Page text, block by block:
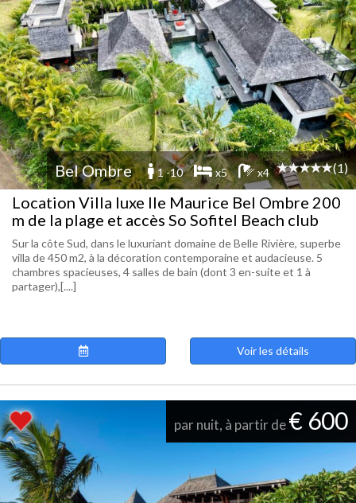
Bel Ombre 1 -10 x5 x4 (1)
Location Villa luxe Ile Maurice Bel Ombre 200
m de la plage et accès So Sofitel Beach club
Sur la côte Sud, dans le luxuriant domaine de Belle Rivière, superbe
villa de 450 m2, à la décoration contemporaine et audacieuse. 5
chambres spacieuses, 4 salles de bain (dont 3 en-suite et 1 à
partager),[....]
Voir les détails
par nuit, à partir de€ 600